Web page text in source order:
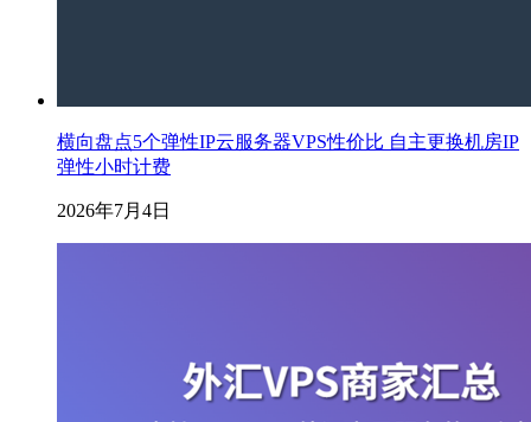
横向盘点5个弹性IP云服务器VPS性价比 自主更换机房IP
弹性小时计费
2026年7月4日